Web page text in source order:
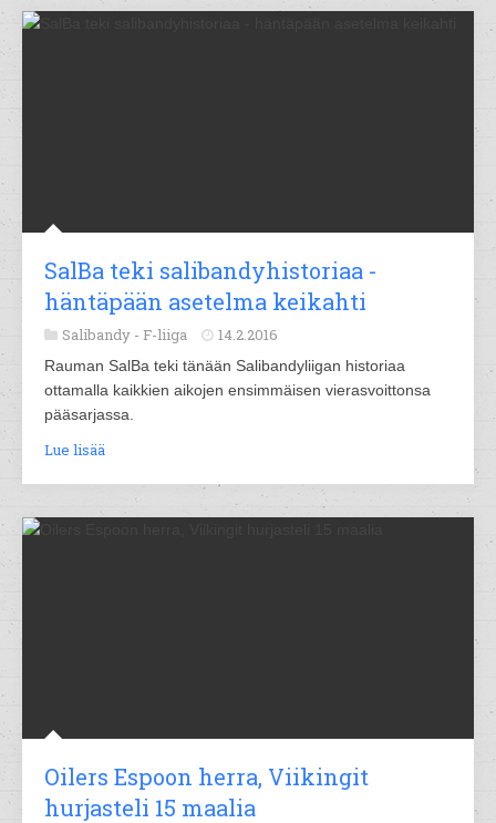
SalBa teki salibandyhistoriaa -
häntäpään asetelma keikahti
Salibandy - F-liiga 14.2.2016
Rauman SalBa teki tänään Salibandyliigan historiaa
ottamalla kaikkien aikojen ensimmäisen vierasvoittonsa
pääsarjassa.
Lue lisää
Oilers Espoon herra, Viikingit
hurjasteli 15 maalia